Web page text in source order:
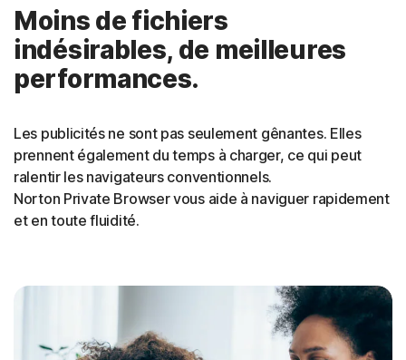
Moins de fichiers
indésirables, de meilleures
performances.
Les publicités ne sont pas seulement gênantes. Elles
prennent également du temps à charger, ce qui peut
ralentir les navigateurs conventionnels.
Norton Private Browser vous aide à naviguer rapidement
et en toute fluidité.